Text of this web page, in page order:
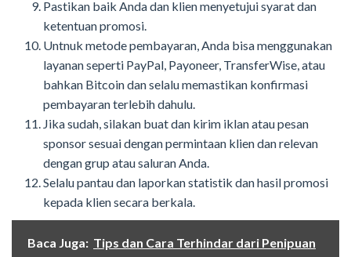
Pastikan baik Anda dan klien menyetujui syarat dan
ketentuan promosi.
Untnuk metode pembayaran, Anda bisa menggunakan
layanan seperti PayPal, Payoneer, TransferWise, atau
bahkan Bitcoin dan selalu memastikan konfirmasi
pembayaran terlebih dahulu.
Jika sudah, silakan buat dan kirim iklan atau pesan
sponsor sesuai dengan permintaan klien dan relevan
dengan grup atau saluran Anda.
Selalu pantau dan laporkan statistik dan hasil promosi
kepada klien secara berkala.
Baca Juga: Tips dan Cara Terhindar dari Penipuan